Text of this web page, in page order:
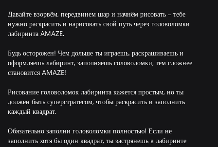
Давайте взорвём, передвинем шар и начнём рисовать – тебе
нужно раскрасить и нарисовать свой путь через головоломки
лабиринта AMAZE.
Будь осторожен! Чем дольше ты играешь, раскрашиваешь и
оформляешь лабиринт, заполняешь головоломки, тем сложнее
становится AMAZE!
Рисование головоломок лабиринта кажется простым, но ты
должен быть суперстратегом, чтобы раскрасить и заполнить
каждый квадрат.
Обязательно заполни головоломки полностью! Если не
заполнить хотя бы один квадрат, ты застрянешь в лабиринте